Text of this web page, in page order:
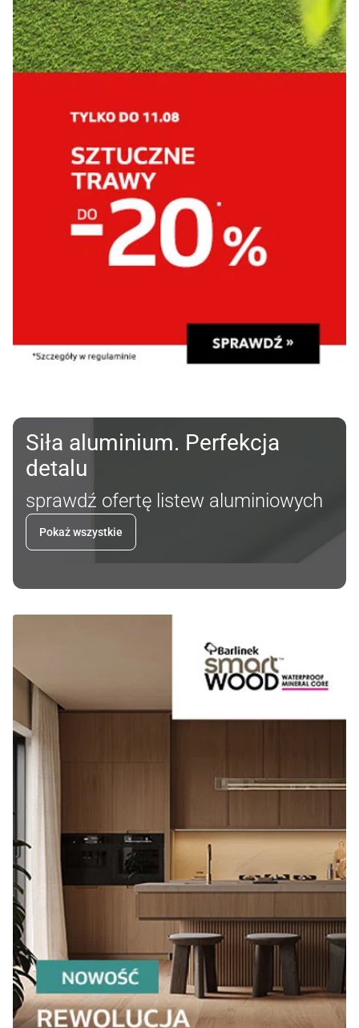
Siła aluminium. Perfekcja
detalu
sprawdź ofertę listew aluminiowych
Pokaż wszystkie